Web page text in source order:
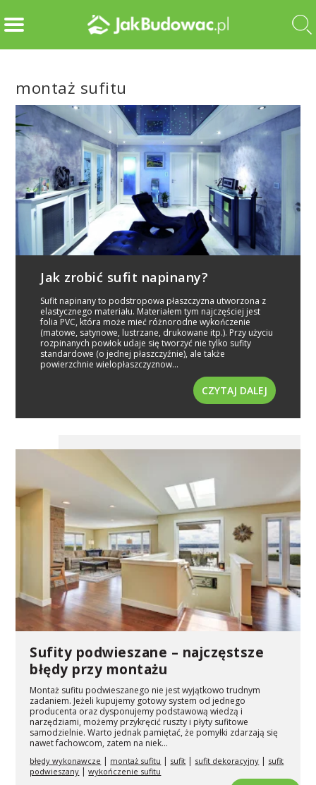
montaż sufitu
Jak zrobić sufit napinany?
Sufit napinany to podstropowa płaszczyzna utworzona z
elastycznego materiału. Materiałem tym najczęściej jest
folia PVC, która może mieć różnorodne wykończenie
(matowe, satynowe, lustrzane, drukowane itp.). Przy użyciu
rozpinanych powłok udaje się tworzyć nie tylko sufity
standardowe (o jednej płaszczyźnie), ale także
powierzchnie wielopłaszczyznow...
CZYTAJ DALEJ
Sufity podwieszane – najczęstsze
błędy przy montażu
Montaż sufitu podwieszanego nie jest wyjątkowo trudnym
zadaniem. Jeżeli kupujemy gotowy system od jednego
producenta oraz dysponujemy podstawową wiedzą i
narzędziami, możemy przykręcić ruszty i płyty sufitowe
samodzielnie. Warto jednak pamiętać, że pomyłki zdarzają się
nawet fachowcom, zatem na niek...
błędy wykonawcze montaż sufitu sufit sufit dekoracyjny
sufit
podwieszany |wykończenie sufitu